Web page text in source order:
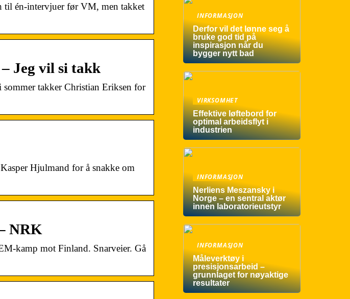
til én-intervjuer før VM, men takket
Jeg vil si takk
takker Christian Eriksen for
Hjulmand for å snakke om
NRK
kamp mot Finland. Snarveier. Gå
INFORMASJON
Derfor vil det lønne seg å
bruke god tid på
inspirasjon når du
bygger nytt bad
VIRKSOMHET
Effektive løftebord for
optimal arbeidsflyt i
industrien
INFORMASJON
Nerliens Meszansky i
Norge – en sentral aktør
innen laboratorieutstyr
INFORMASJON
Måleverktøy i
presisjonsarbeid –
grunnlaget for nøyaktige
resultater